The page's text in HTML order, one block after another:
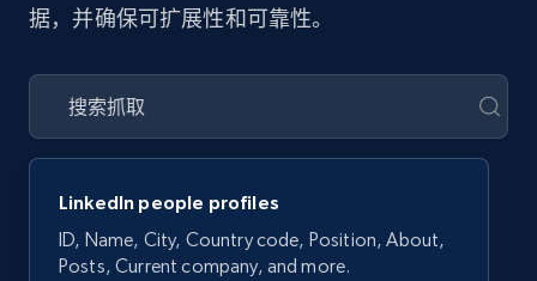
据，并确保可扩展性和可靠性。
LinkedIn people profiles
ID, Name, City, Country code, Position, About,
Posts, Current company, and more.